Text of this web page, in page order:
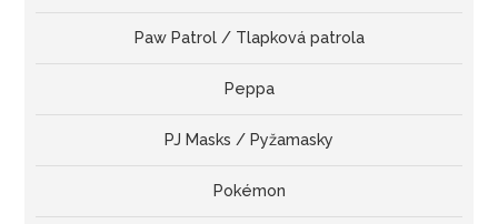
Paw Patrol / Tlapková patrola
Peppa
PJ Masks / Pyžamasky
Pokémon